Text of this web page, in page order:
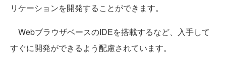
リケーションを開発することができます。
WebブラウザベースのIDEを搭載するなど、入手して
すぐに開発ができるよう配慮されています。